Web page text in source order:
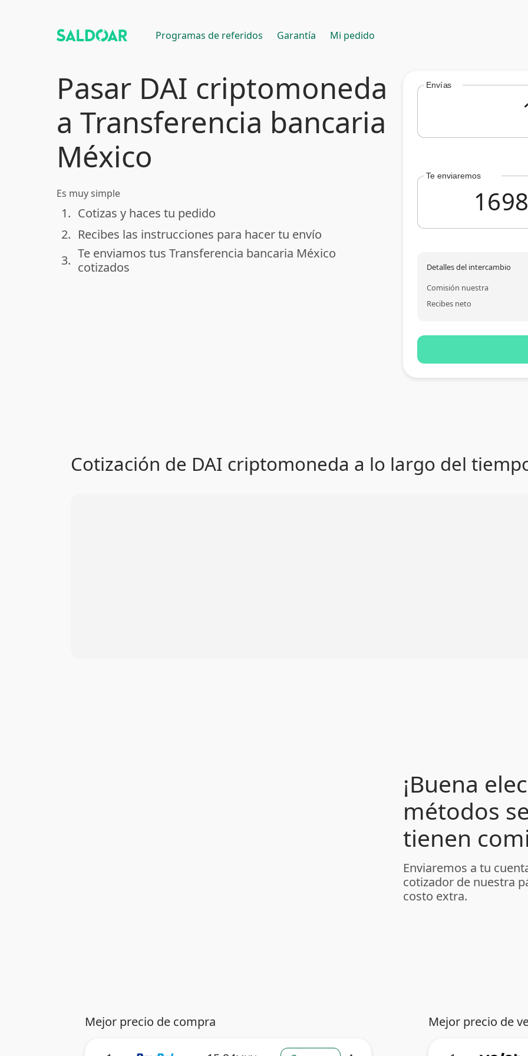
Programas de referidos Garantía Mi pedido
Pasar DAI criptomoneda
a Transferencia bancaria
México
Es muy simple
done
1. Cotizas y haces tu pedido
done
2. Recibes las instrucciones para hacer tu envío
done
3. Te enviamos tus Transferencia bancaria México
cotizados
Envías
Te enviaremos
Detalles del intercambio
Comisión nuestra
Recibes neto
Cotización de DAI criptomoneda a lo largo del
¡Buena
métodos
tienen
Enviaremos a tu
cotizador de nuestra
costo extra.
Mejor precio de compra Mejor precio de